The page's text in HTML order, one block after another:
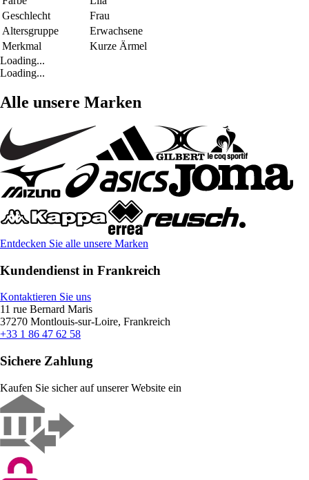
Geschlecht
Frau
Altersgruppe
Erwachsene
Merkmal
Kurze Ärmel
Loading...
Loading...
Alle unsere Marken
Entdecken Sie alle unsere Marken
Kundendienst in Frankreich
Kontaktieren Sie uns
11 rue Bernard Maris
37270 Montlouis-sur-Loire, Frankreich
+33 1 86 47 62 58
Sichere Zahlung
Kaufen Sie sicher auf unserer Website ein